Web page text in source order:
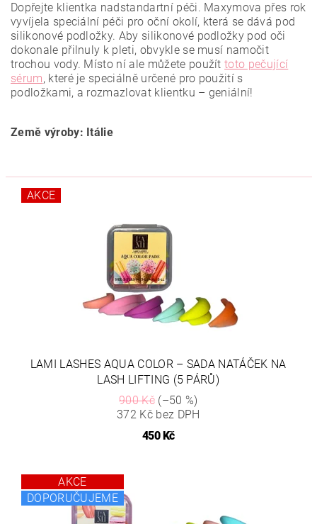
Dopřejte klientka nadstandartní péči. Maxymova přes rok
vyvíjela speciální péči pro oční okolí, která se dává pod
silikonové podložky. Aby silikonové podložky pod oči
dokonale přilnuly k pleti, obvykle se musí namočit
trochou vody. Místo ní ale můžete použíttoto pečující
sérum, které je speciálně určené pro použití s
podložkami, a rozmazlovat klientku – geniální!
Země výroby: Itálie
AKCE
LAMI LASHES AQUA COLOR – SADA NATÁČEK NA
LASH LIFTING (5 PÁRŮ)
900 Kč(–50 %)
372 Kč bez DPH
450 Kč
AKCE
DOPORUČUJEME